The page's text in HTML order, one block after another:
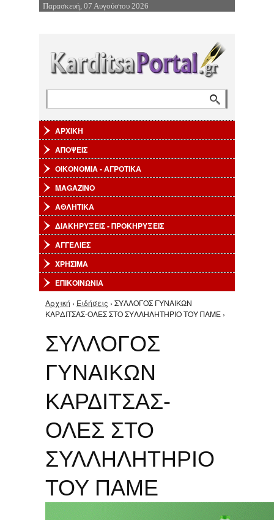
Επιστροφή στην Πλοήγηση
Παρασκευή, 07 Αυγούστου 2026
ΑΡΧΙΚΗ
ΑΠΟΨΕΙΣ
ΟΙΚΟΝΟΜΙΑ - ΑΓΡΟΤΙΚΑ
MAGAZINO
ΑΘΛΗΤΙΚΑ
ΔΙΑΚΗΡΥΞΕΙΣ - ΠΡΟΚΗΡΥΞΕΙΣ
ΑΓΓΕΛΙΕΣ
ΧΡΗΣΙΜΑ
ΕΠΙΚΟΙΝΩΝΙΑ
Είστε εδώ
Αρχική › Ειδήσεις › ΣΥΛΛΟΓΟΣ ΓΥΝΑΙΚΩΝ
ΚΑΡΔΙΤΣΑΣ-ΟΛΕΣ ΣΤΟ ΣΥΛΛΗΛΗΤΗΡΙΟ ΤΟΥ ΠΑΜΕ ›
ΣΥΛΛΟΓΟΣ
ΓΥΝΑΙΚΩΝ
ΚΑΡΔΙΤΣΑΣ-
ΟΛΕΣ ΣΤΟ
ΣΥΛΛΗΛΗΤΗΡΙΟ
ΤΟΥ ΠΑΜΕ